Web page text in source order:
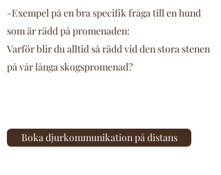
-Exempel på en bra specifik fråga till en hund
som är rädd på promenaden:
Varför blir du alltid så rädd vid den stora stenen
på vår långa skogspromenad?
Boka djurkommunikation på distans